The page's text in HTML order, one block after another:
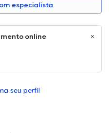
especialista
online
seu perfil